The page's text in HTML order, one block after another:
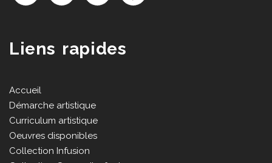
Liens rapides
Accueil
Démarche artistique
Curriculum artistique
Oeuvres disponibles
Collection Infusion